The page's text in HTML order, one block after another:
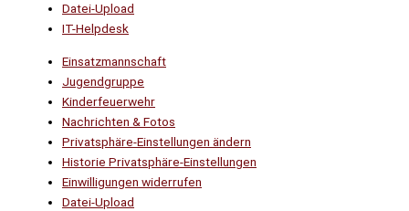
Datei-Upload
IT-Helpdesk
Einsatzmannschaft
Jugendgruppe
Kinderfeuerwehr
Nachrichten & Fotos
Privatsphäre-Einstellungen ändern
Historie Privatsphäre-Einstellungen
Einwilligungen widerrufen
Datei-Upload